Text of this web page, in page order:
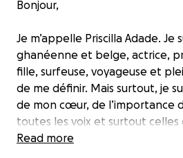
Bonjour,
Je m’appelle Priscilla Adade. Je
ghanéenne et belge, actrice,
fille, surfeuse, voyageuse et
de me définir. Mais surtout, je
de mon cœur, de l’importance
toutes les voix et surtout
n’ont pas l’habitude de se
Read more